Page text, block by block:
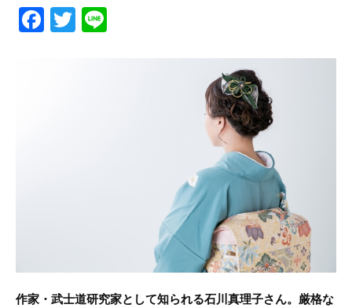
F
a
T
w
作家・武士道研究家として知られる石川真理子さん。厳格な